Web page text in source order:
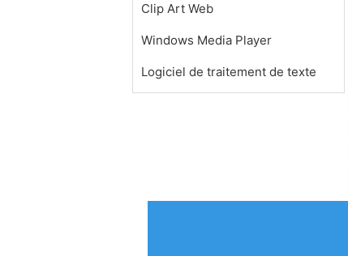
Clip Art Web
Windows Media Player
Logiciel de traitement de texte